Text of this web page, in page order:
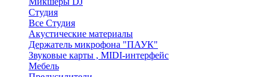
Студия
Все Студия
Акустические материалы
Держатель микрофона "ПАУК"
Звуковые карты , MIDI-интерфейс
Мебель